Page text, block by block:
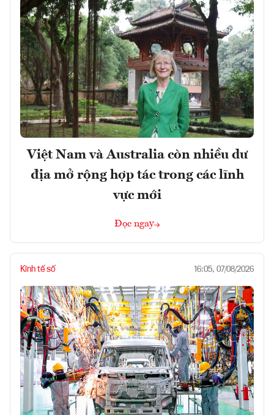
Việt Nam và Australia còn nhiều dư
địa mở rộng hợp tác trong các lĩnh
vực mới
Đọc ngay
Kinh tế số 16:05, 07/08/2026